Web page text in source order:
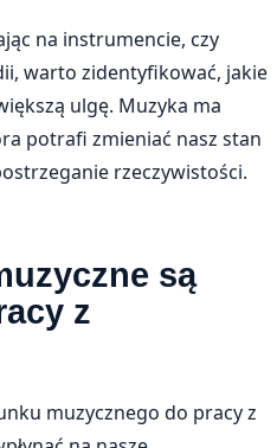
na instrumencie, czy
warto zidentyfikować, jakie
ulgę. Muzyka ma
potrafi zmieniać nasz stan
rzeczywistości.
są
z
muzycznego do pracy z